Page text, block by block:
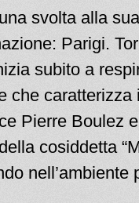
svolta alla
Parigi.
subito a
che caratterizza
Pierre Boulez
cosiddetta
nell’ambiente